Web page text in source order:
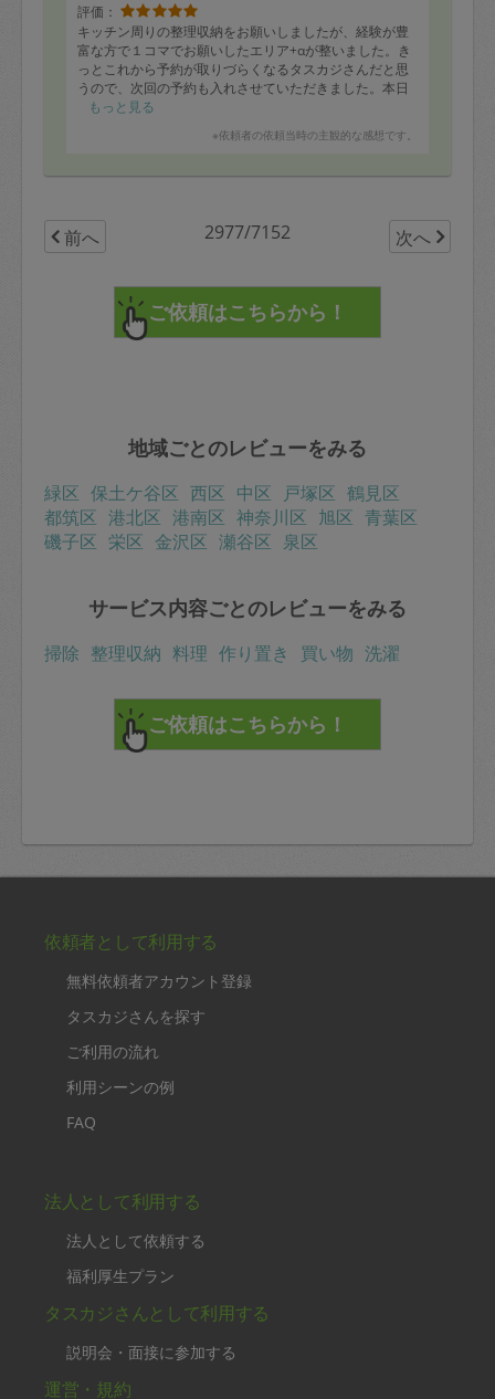
評価：
キッチン周りの整理収納をお願いしましたが、経験が豊
富な方で１コマでお願いしたエリア+αが整いました。き
っとこれから予約が取りづらくなるタスカジさんだと思
うので、次回の予約も入れさせていただきました。本日
はありがとうございました。引き続きよろしくお願いい
もっと見る
※依頼者の依頼当時の主観的な感想です。
前へ 2977/7152 次へ
地域ごとのレビューをみる
緑区 保土ケ谷区 西区 中区 戸塚区 鶴見区
都筑区 港北区 港南区 神奈川区 旭区 青葉区
磯子区 栄区 金沢区 瀬谷区 泉区
サービス内容ごとのレビューをみる
掃除 整理収納 料理 作り置き 買い物 洗濯
依頼者として利用する
無料依頼者アカウント登録
タスカジさんを探す
ご利用の流れ
利用シーンの例
FAQ
法人として利用する
法人として依頼する
福利厚生プラン
タスカジさんとして利用する
説明会・面接に参加する
運営・規約